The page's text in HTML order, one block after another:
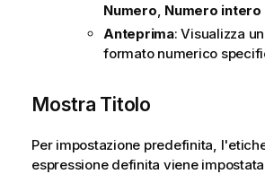
Numero Numero intero
Anteprima: Visualizza
formato numerico
Mostra Titolo
Per impostazione predefinita,
espressione definita viene